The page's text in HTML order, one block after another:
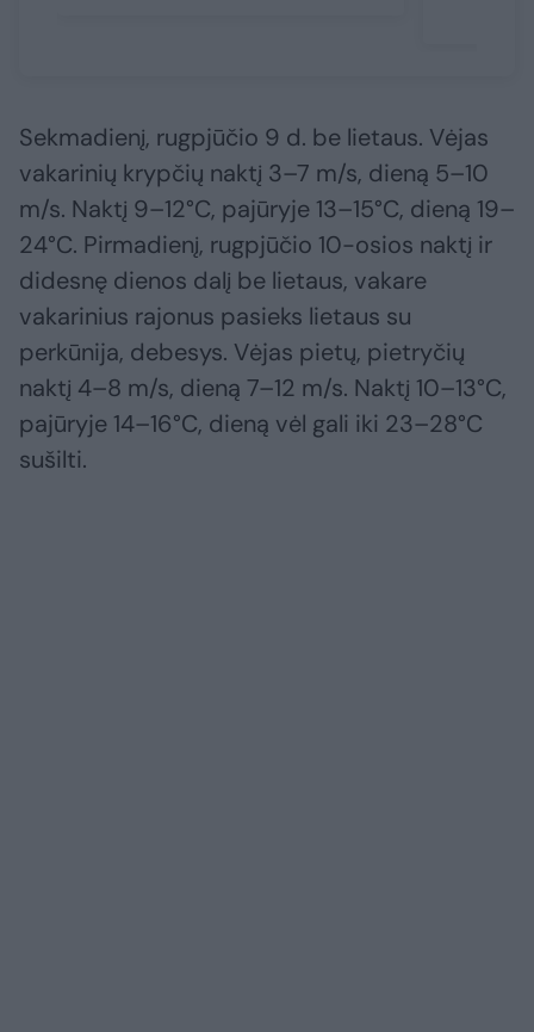
Sekmadienį, rugpjūčio 9 d. be lietaus. Vėjas
vakarinių krypčių naktį 3–7 m/s, dieną 5–10
m/s. Naktį 9–12°C, pajūryje 13–15°C, dieną 19–
24°C. Pirmadienį, rugpjūčio 10-osios naktį ir
didesnę dienos dalį be lietaus, vakare
vakarinius rajonus pasieks lietaus su
perkūnija, debesys. Vėjas pietų, pietryčių
naktį 4–8 m/s, dieną 7–12 m/s. Naktį 10–13°C,
pajūryje 14–16°C, dieną vėl gali iki 23–28°C
sušilti.